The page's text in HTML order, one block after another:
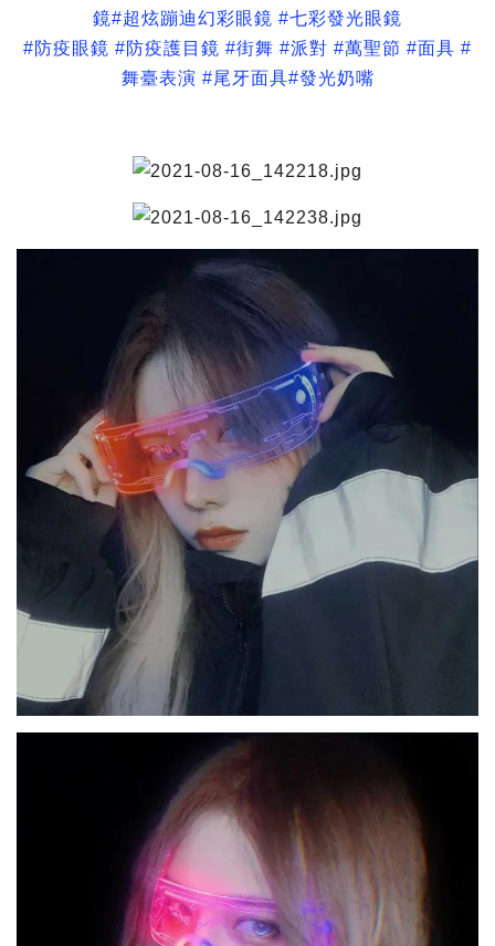
鏡#超炫蹦迪幻彩眼鏡 #七彩發光眼鏡
#防疫眼鏡 #防疫護目鏡 #街舞 #派對 #萬聖節 #面具 #
舞臺表演 #尾牙面具#發光奶嘴